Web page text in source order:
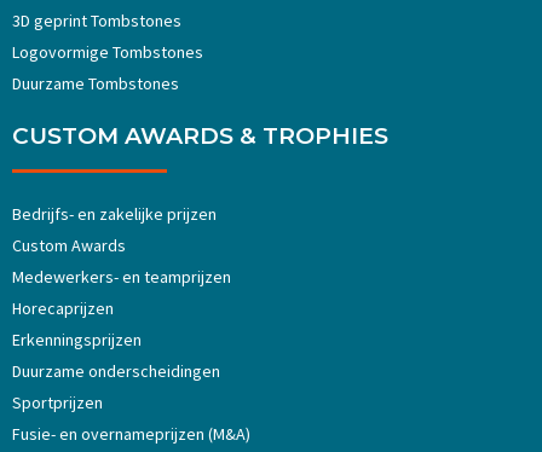
3D geprint Tombstones
Logovormige Tombstones
Duurzame Tombstones
CUSTOM AWARDS & TROPHIES
Bedrijfs- en zakelijke prijzen
Custom Awards
Medewerkers- en teamprijzen
Horecaprijzen
Erkenningsprijzen
Duurzame onderscheidingen
Sportprijzen
Fusie- en overnameprijzen (M&A)